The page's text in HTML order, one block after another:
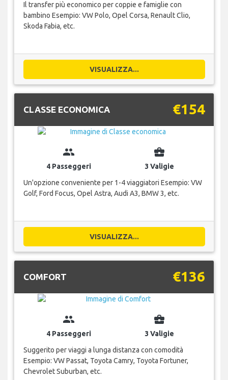
Il transfer più economico per coppie e famiglie con
bambino Esempio: VW Polo, Opel Corsa, Renault Clio,
Skoda Fabia, etc.
VISUALIZZA...
CLASSE ECONOMICA €154
group
4 Passeggeri
business_center
3 Valigie
Un'opzione conveniente per 1-4 viaggiatori Esempio: VW
Golf, Ford Focus, Opel Astra, Audi A3, BMW 3, etc.
VISUALIZZA...
COMFORT €136
group
4 Passeggeri
business_center
3 Valigie
Suggerito per viaggi a lunga distanza con comodità
Esempio: VW Passat, Toyota Camry, Toyota Fortuner,
Chevrolet Suburban, etc.